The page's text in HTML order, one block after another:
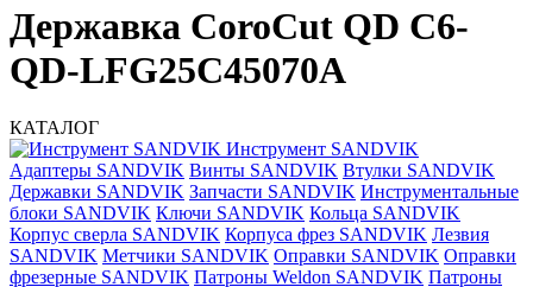
Державка CoroCut QD C6-
QD-LFG25C45070A
КАТАЛОГ
Инструмент SANDVIK
Адаптеры SANDVIK Винты SANDVIK Втулки SANDVIK
Державки SANDVIK Запчасти SANDVIK Инструментальные
блоки SANDVIK Ключи SANDVIK Кольца SANDVIK
Корпус сверла SANDVIK Корпуса фрез SANDVIK Лезвия
SANDVIK Метчики SANDVIK Оправки SANDVIK Оправки
фрезерные SANDVIK Патроны Weldon SANDVIK Патроны